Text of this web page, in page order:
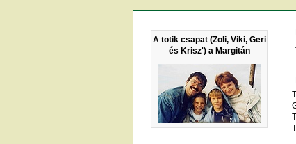
A totik csapat (Zoli, Viki, Geri
és Krisz') a Margitán